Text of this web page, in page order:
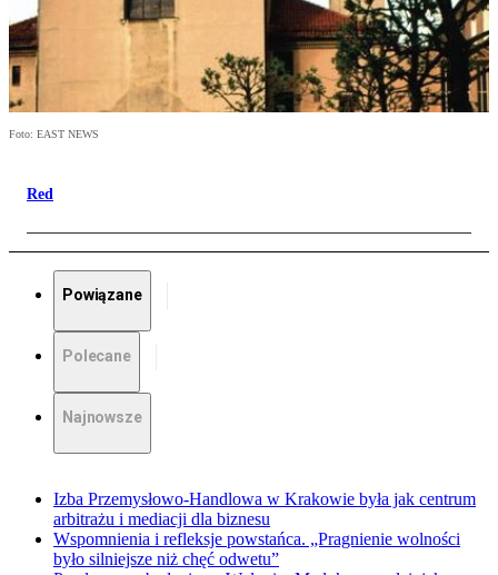
Foto: EAST NEWS
Red
Powiązane
Polecane
Najnowsze
Izba Przemysłowo-Handlowa w Krakowie była jak centrum
arbitrażu i mediacji dla biznesu
Wspomnienia i refleksje powstańca. „Pragnienie wolności
było silniejsze niż chęć odwetu”